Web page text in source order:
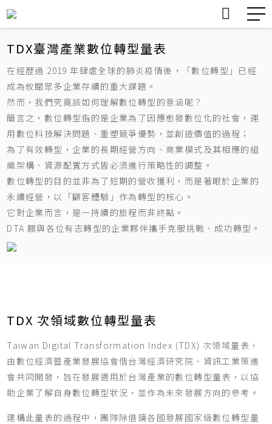
nDX台灣新聞數位創新計畫 nDX
關於我們 About
TDX臺灣產業數位轉型量表 TDX
活動訊息 Events
知識分享 Insights
認識DTA
會員服務
TDX 介紹
轉型案例分享
公告
課程與工作坊
協會活動
會員活動
會訊
其他活動
數位 產業 創新
TDX臺灣產業數位轉型量表
在經歷過 2019 年肆虐全球的肺炎疫情後，「數位轉型」已經
成為攸關眾多企業存續的重大課題。
然而，我們究竟該如何理解數位轉型的意涵呢？
簡言之，數位轉型指的是企業為了因應愈發數位化的社會，運
用數位科技解決問題、重塑競爭優勢，並創造價值的過程；
為了有效轉型，企業的長期經營方向、商業模式及其相應的組
織架構、資源配置方式皆必須進行策略性的調整。
數位轉型的目的並非為了短期的營收獲利，而是著眼於企業的
永續經營，以「顧客體驗」作為轉型的核心。
它對企業而言，是一持續的旅程而非終點。
DTA 願與各位有志轉型的企業夥伴攜手克服挑戰、成功轉型。
TDX 次領域數位轉型量表
Taiwan Digital Transformation Index (TDX) 次領域量表，
由數位經濟暨產業發展協會偕台灣經濟研究院、資訊工業策進
會共同開發，旨在發展適用於台灣產業的數位轉型量表，以協
助企業了解自身數位轉型狀況，並作為未來發展方向的參考。
建構此量表的過程中，團隊除借鏡各國發展國家級數位轉型量